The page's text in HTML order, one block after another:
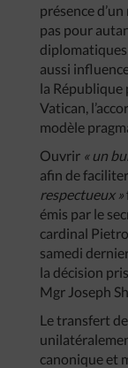
présence
pas pour
aussi
la République
Vatican,
modèle
Ouvrir « un
afin de
respectueux »
émis par le
cardinal
samedi
la décision
Mgr Joseph
Le transfert
canonique et